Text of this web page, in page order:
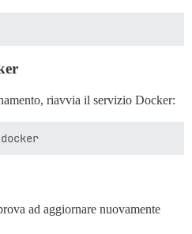
riavvia il servizio Docker:
ad aggiornare nuovamente